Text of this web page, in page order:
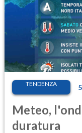
TENDENZA
Meteo,
duratura